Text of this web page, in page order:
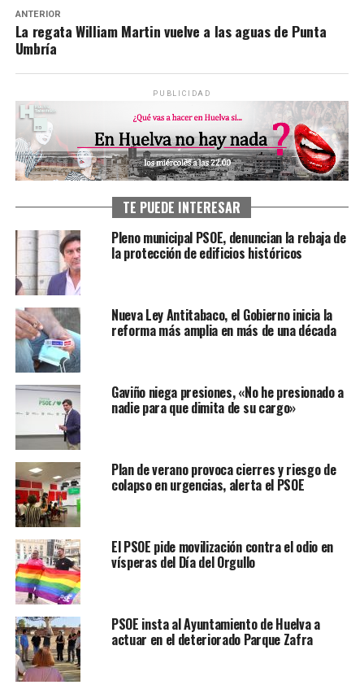
ANTERIOR
La regata William Martin vuelve a las aguas de Punta
Umbría
PUBLICIDAD
TE PUEDE INTERESAR
Pleno municipal PSOE, denuncian la rebaja de
la protección de edificios históricos
Nueva Ley Antitabaco, el Gobierno inicia la
reforma más amplia en más de una década
Gaviño niega presiones, «No he presionado a
nadie para que dimita de su cargo»
Plan de verano provoca cierres y riesgo de
colapso en urgencias, alerta el PSOE
El PSOE pide movilización contra el odio en
vísperas del Día del Orgullo
PSOE insta al Ayuntamiento de Huelva a
actuar en el deteriorado Parque Zafra